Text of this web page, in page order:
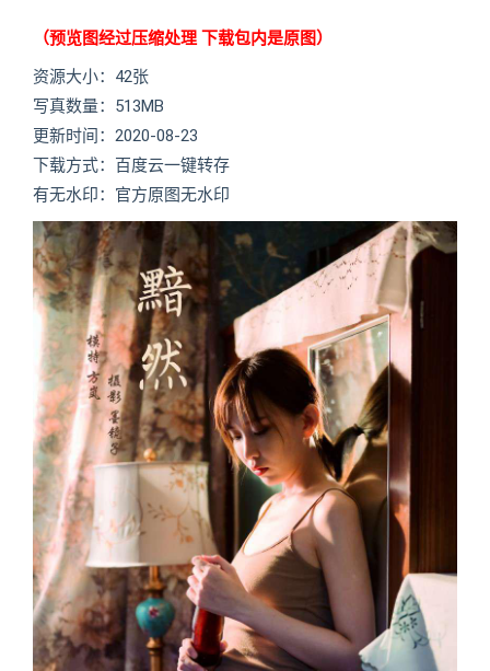
（预览图经过压缩处理 下载包内是原图）
资源大小：42张
写真数量：513MB
更新时间：2020-08-23
下载方式：百度云一键转存
有无水印：官方原图无水印